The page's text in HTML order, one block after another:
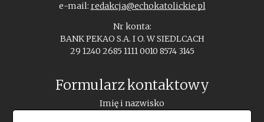
e-mail: redakcja@echokatolickie.pl
Nr konta:
BANK PEKAO S.A. I O. W SIEDLCACH
29 1240 2685 1111 0010 8574 3145
Formularz kontaktowy
Imię i nazwisko